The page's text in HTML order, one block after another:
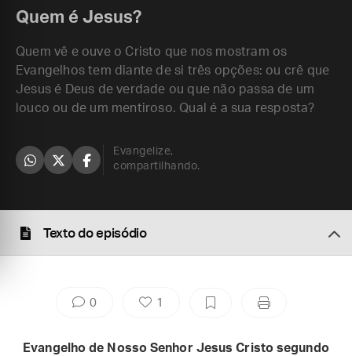
Quem é Jesus?
Quem vê e ouve o Cristo que nos mostram os
Evangelhos tem diante de si três opções: ou crê que
Jesus é Deus de verdade ou que não passa de um
louco ou de um mentiroso. Qual é a sua resposta?
Evangelize,
compartilhando.
Texto do episódio
0 1
Evangelho de Nosso Senhor Jesus Cristo segundo